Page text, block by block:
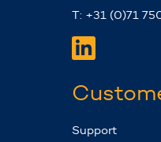
T: +31 (0)71
Support